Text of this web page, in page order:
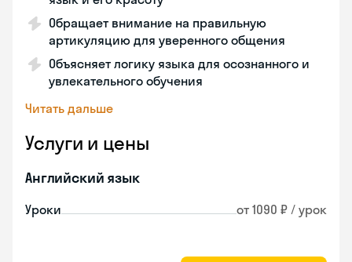
Обращает внимание на правильную
артикуляцию для уверенного общения
Объясняет логику языка для осознанного и
увлекательного обучения
Читать дальше
Услуги и цены
Английский язык
Уроки от 1090 ₽ / урок